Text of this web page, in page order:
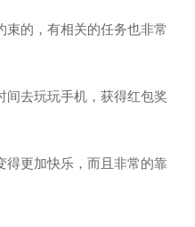
束的，有相关的任务也非常
间去玩玩手机，获得红包奖
得更加快乐，而且非常的靠